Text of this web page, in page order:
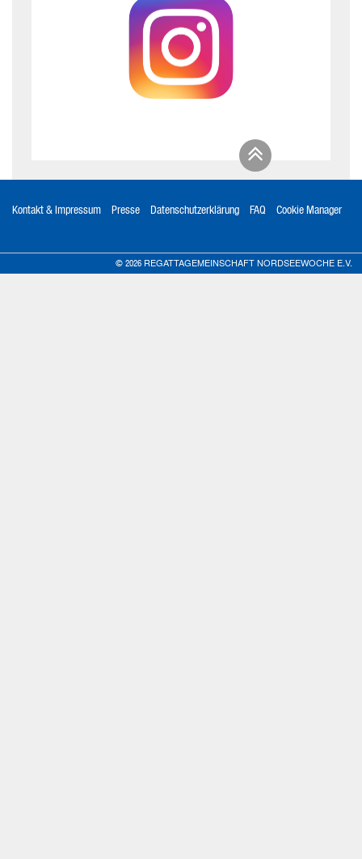
Kontakt & Impressum Presse Datenschutzerklärung FAQ Cookie Manager
© 2026 REGATTAGEMEINSCHAFT NORDSEEWOCHE E.V.